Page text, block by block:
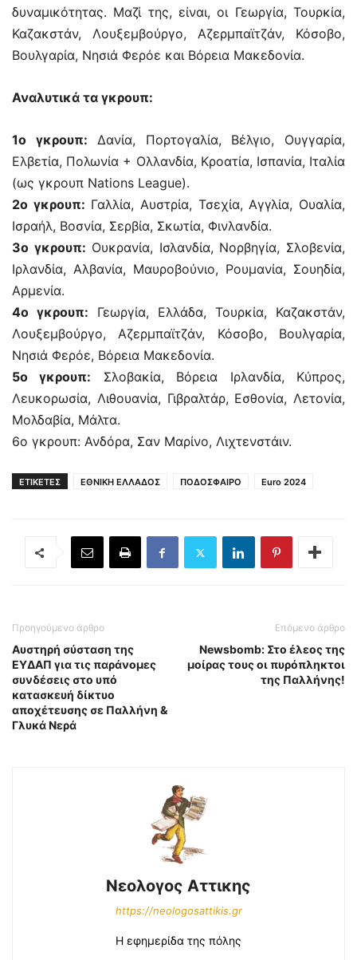
δυναμικότητας. Μαζί της, είναι, οι Γεωργία, Τουρκία,
Καζακστάν, Λουξεμβούργο, Αζερμπαϊτζάν, Κόσοβο,
Βουλγαρία, Νησιά Φερόε και Βόρεια Μακεδονία.
Αναλυτικά τα γκρουπ:
1ο γκρουπ: Δανία, Πορτογαλία, Βέλγιο, Ουγγαρία,
Ελβετία, Πολωνία + Ολλανδία, Κροατία, Ισπανία, Ιταλία
(ως γκρουπ Nations League).
2ο γκρουπ: Γαλλία, Αυστρία, Τσεχία, Αγγλία, Ουαλία,
Ισραήλ, Βοσνία, Σερβία, Σκωτία, Φινλανδία.
3ο γκρουπ: Ουκρανία, Ισλανδία, Νορβηγία, Σλοβενία,
Ιρλανδία, Αλβανία, Μαυροβούνιο, Ρουμανία, Σουηδία,
Αρμενία.
4ο γκρουπ: Γεωργία, Ελλάδα, Τουρκία, Καζακστάν,
Λουξεμβούργο, Αζερμπαϊτζάν, Κόσοβο, Βουλγαρία,
Νησιά Φερόε, Βόρεια Μακεδονία.
5ο γκρουπ: Σλοβακία, Βόρεια Ιρλανδία, Κύπρος,
Λευκορωσία, Λιθουανία, Γιβραλτάρ, Εσθονία, Λετονία,
Μολδαβία, Μάλτα.
6ο γκρουπ: Ανδόρα, Σαν Μαρίνο, Λιχτενστάιν.
ΕΤΙΚΕΤΕΣ ΕΘΝΙΚΗ ΕΛΛΑΔΟΣ ΠΟΔΟΣΦΑΙΡΟ Euro 2024
Προηγούμενο άρθρο
Αυστηρή σύσταση της
ΕΥΔΑΠ για τις παράνομες
συνδέσεις στο υπό
κατασκευή δίκτυο
αποχέτευσης σε Παλλήνη &
Γλυκά Νερά
Επόμενο άρθρο
Newsbomb: Στο έλεος της
μοίρας τους οι πυρόπληκτοι
της Παλλήνης!
Νεολογος Αττικης
https://neologosattikis.gr
Η εφημερίδα της πόλης